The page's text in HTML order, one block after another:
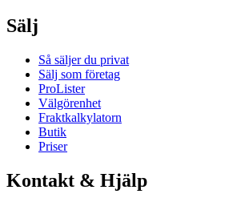
Sälj
Så säljer du privat
Sälj som företag
ProLister
Välgörenhet
Fraktkalkylatorn
Butik
Priser
Kontakt & Hjälp